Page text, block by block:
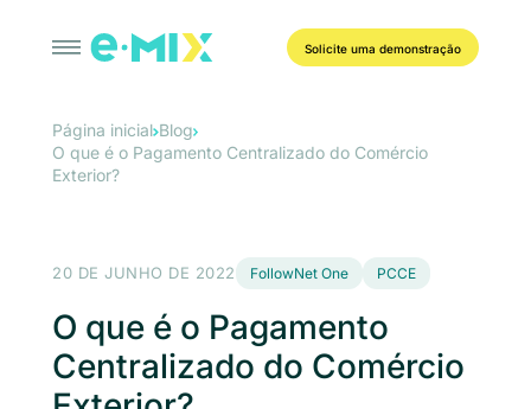
Solicite uma demonstração
Página inicial Blog
O que é o Pagamento Centralizado do Comércio
Exterior?
20 DE JUNHO DE 2022 FollowNet One PCCE
O que é o Pagamento
Centralizado do Comércio